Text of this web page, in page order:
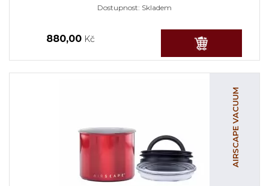
Dostupnost: Skladem
880,00 Kč
AIRSCAPE VACUUM